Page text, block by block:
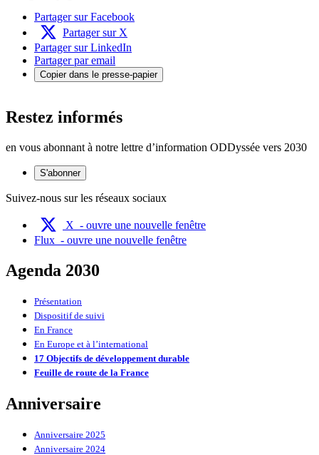
Partager sur Facebook
Partager sur X
Partager sur LinkedIn
Partager par email
Copier dans le presse-papier
Restez informés
en vous abonnant à notre lettre d’information ODDyssée vers 2030
S'abonner
Suivez-nous sur les réseaux sociaux
X - ouvre une nouvelle fenêtre
Flux - ouvre une nouvelle fenêtre
Agenda 2030
Présentation
Dispositif de suivi
En France
En Europe et à l’international
17 Objectifs de développement durable
Feuille de route de la France
Anniversaire
Anniversaire 2025
Anniversaire 2024